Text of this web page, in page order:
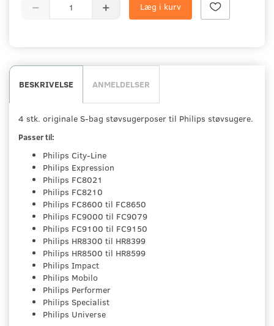
Læg i kurv
BESKRIVELSE ANMELDELSER
4 stk. originale S-bag støvsugerposer til Philips støvsugere.
Passer til:
Philips City-Line
Philips Expression
Philips FC8021
Philips FC8210
Philips FC8600 til FC8650
Philips FC9000 til FC9079
Philips FC9100 til FC9150
Philips HR8300 til HR8399
Philips HR8500 til HR8599
Philips Impact
Philips Mobilo
Philips Performer
Philips Specialist
Philips Universe